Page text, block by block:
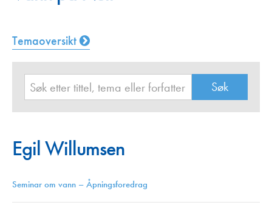
Temaoversikt
Egil Willumsen
Seminar om vann – Åpningsforedrag